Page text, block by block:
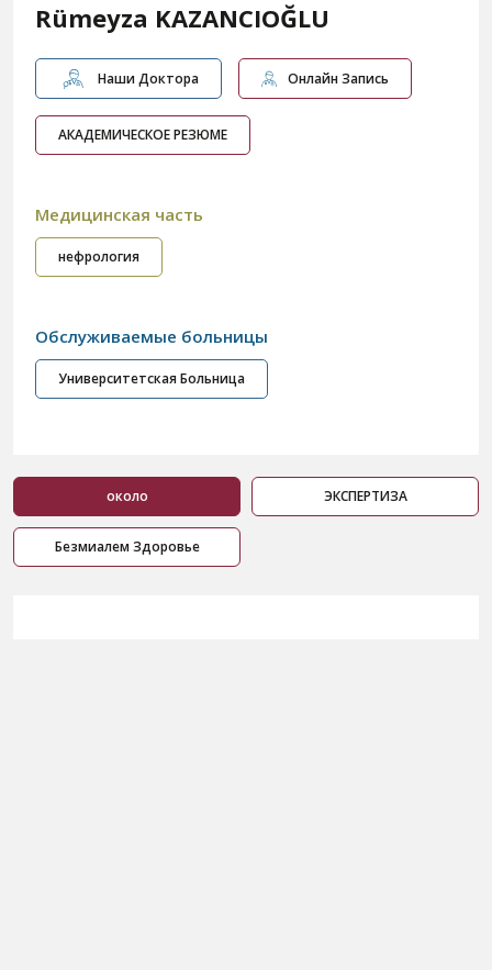
Rümeyza KAZANCIOĞLU
Наши Доктора Онлайн Запись
АКАДЕМИЧЕСКОЕ РЕЗЮМЕ
Медицинская часть
нефрология
Обслуживаемые больницы
Университетская Больница
около ЭКСПЕРТИЗА
Безмиалем Здоровье